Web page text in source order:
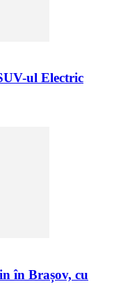
ul Electric
în Brașov, cu